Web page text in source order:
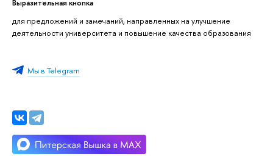
Выразительная кнопка
для предложений и замечаний, направленных на улучшение
деятельности университета и повышение качества образования
Мы в Telegram